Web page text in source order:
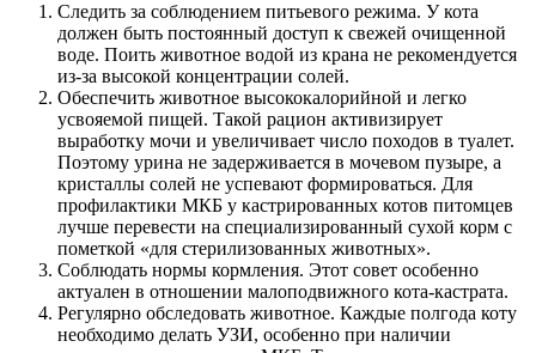
Следить за соблюдением питьевого режима. У кота
должен быть постоянный доступ к свежей очищенной
воде. Поить животное водой из крана не рекомендуется
из-за высокой концентрации солей.
Обеспечить животное высококалорийной и легко
усвояемой пищей. Такой рацион активизирует
выработку мочи и увеличивает число походов в туалет.
Поэтому урина не задерживается в мочевом пузыре, а
кристаллы солей не успевают формироваться. Для
профилактики МКБ у кастрированных котов питомцев
лучше перевести на специализированный сухой корм с
пометкой «для стерилизованных животных».
Соблюдать нормы кормления. Этот совет особенно
актуален в отношении малоподвижного кота-кастрата.
Регулярно обследовать животное. Каждые полгода коту
необходимо делать УЗИ, особенно при наличии